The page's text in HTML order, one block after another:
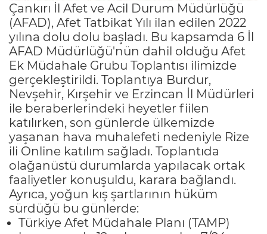
Çankırı İl Afet ve Acil Durum Müdürlüğü
(AFAD), Afet Tatbikat Yılı ilan edilen 2022
yılına dolu dolu başladı. Bu kapsamda 6 İl
AFAD Müdürlüğü'nün dahil olduğu Afet
Ek Müdahale Grubu Toplantısı ilimizde
gerçekleştirildi. Toplantıya Burdur,
Nevşehir, Kırşehir ve Erzincan İl Müdürleri
ile beraberlerindeki heyetler fiilen
katılırken, son günlerde ülkemizde
yaşanan hava muhalefeti nedeniyle Rize
ili Online katılım sağladı. Toplantıda
olağanüstü durumlarda yapılacak ortak
faaliyetler konuşuldu, karara bağlandı.
Ayrıca, yoğun kış şartlarının hüküm
sürdüğü bu günlerde:
Türkiye Afet Müdahale Planı (TAMP)